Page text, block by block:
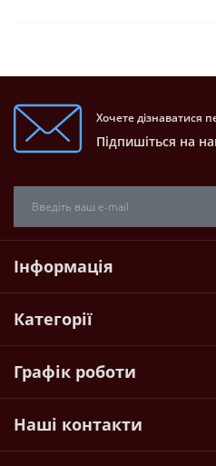
Хочете дізнаватися
Підпишіться на
Інформація
Категорії
Графік роботи
Наші контакти